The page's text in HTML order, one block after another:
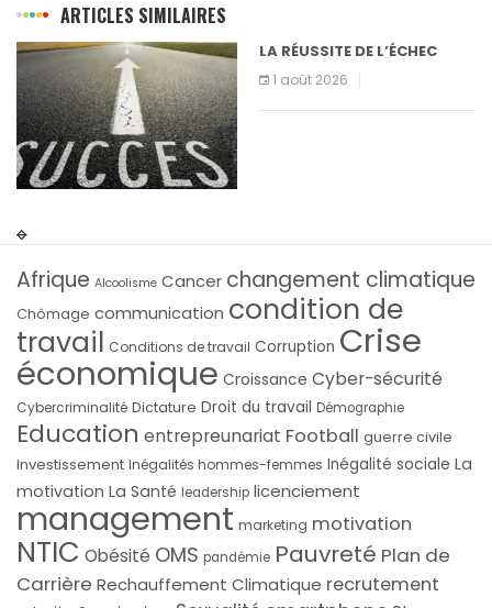
ARTICLES SIMILAIRES
LA RÉUSSITE DE L’ÉCHEC
1 août 2026
Afrique Alcoolisme Cancer changement climatique
Chômage communication condition de
travail Conditions de travail Corruption Crise
économique Croissance Cyber-sécurité
Cybercriminalité Dictature Droit du travail Démographie
Education entrepreunariat Football guerre civile
Investissement Inégalités hommes-femmes Inégalité sociale La
motivation La Santé leadership licenciement
management marketing motivation
NTIC Obésité OMS pandémie Pauvreté Plan de
Carrière Rechauffement Climatique recrutement